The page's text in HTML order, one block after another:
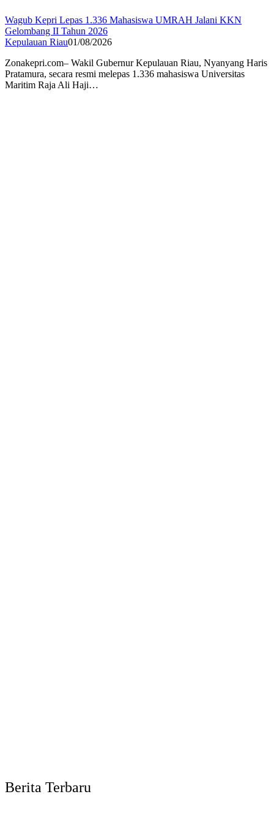
Wagub Kepri Lepas 1.336 Mahasiswa UMRAH Jalani KKN
Gelombang II Tahun 2026
Kepulauan Riau01/08/2026
Zonakepri.com– Wakil Gubernur Kepulauan Riau, Nyanyang Haris
Pratamura, secara resmi melepas 1.336 mahasiswa Universitas
Maritim Raja Ali Haji…
Berita Terbaru